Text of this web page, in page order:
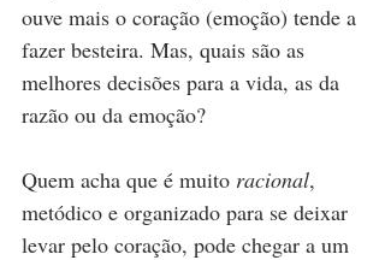
ouve mais o coração (emoção) tende a
fazer besteira. Mas, quais são as
melhores decisões para a vida, as da
razão ou da emoção?
Quem acha que é muito racional,
metódico e organizado para se deixar
levar pelo coração, pode chegar a um